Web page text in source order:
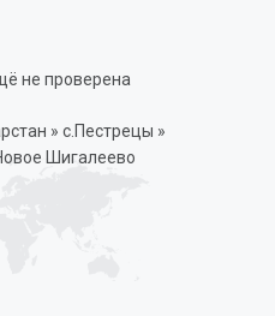
не проверена
» c.Пестрецы »
Шигалеево